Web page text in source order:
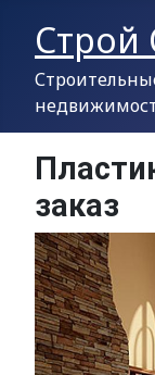
заказ